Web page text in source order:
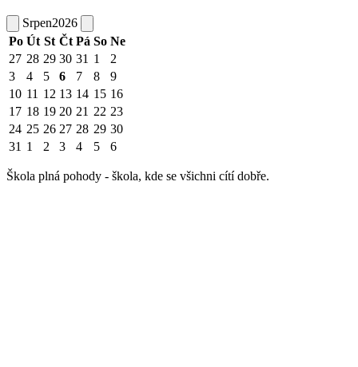
Srpen2026
Po Út St Čt Pá So Ne
27 28 29 30 31 1
2
3
4 5 6 7 8
9
10 11 12 13 14 15 16
17 18 19 20 21 22 23
24 25 26 27 28 29 30
31 1 2 3 4 5 6
Škola plná pohody - škola, kde se všichni cítí dobře.